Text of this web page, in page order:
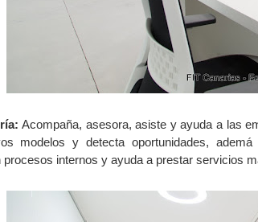
Acompaña, asesora, asiste y ayuda a las
modelos y detecta oportunidades,
procesos internos y ayuda a prestar servicios